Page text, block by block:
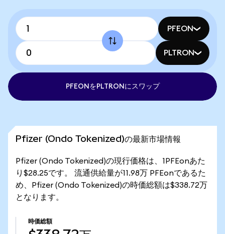
PFEON
PLTRON
PFEONをPLTRONにスワップ
Pfizer (Ondo Tokenized)の最新市場情報
Pfizer (Ondo Tokenized)の現行価格は、1PFEonあた
り$28.25です。 流通供給量が11.98万 PFEonであるた
め、Pfizer (Ondo Tokenized)の時価総額は$338.72万
となります。
時価総額